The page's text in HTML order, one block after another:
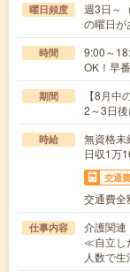
曜日頻度
週3日～
の曜日が
時間
9:00～
OK！早
期間
【8月
2～3日後
時給
無資格
日収1万
交通費
交通費全
仕事内容
介護関連
≪自立し
人数で